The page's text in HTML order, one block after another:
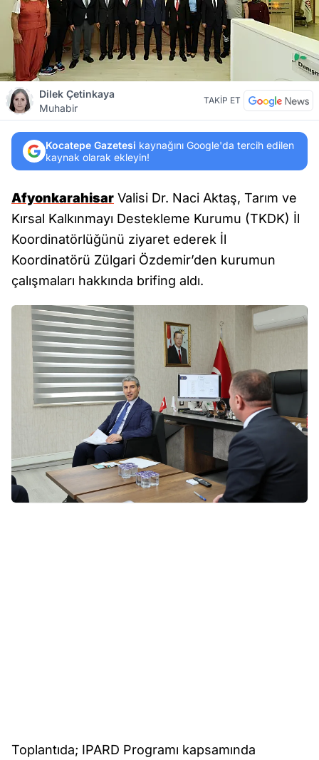
Dilek Çetinkaya
Muhabir
TAKİP ET
Kocatepe Gazetesi kaynağını Google'da tercih edilen
kaynak olarak ekleyin!
Afyonkarahisar Valisi Dr. Naci Aktaş, Tarım ve
Kırsal Kalkınmayı Destekleme Kurumu (TKDK) İl
Koordinatörlüğünü ziyaret ederek İl
Koordinatörü Zülgari Özdemir’den kurumun
çalışmaları hakkında brifing aldı.
Toplantıda; IPARD Programı kapsamında